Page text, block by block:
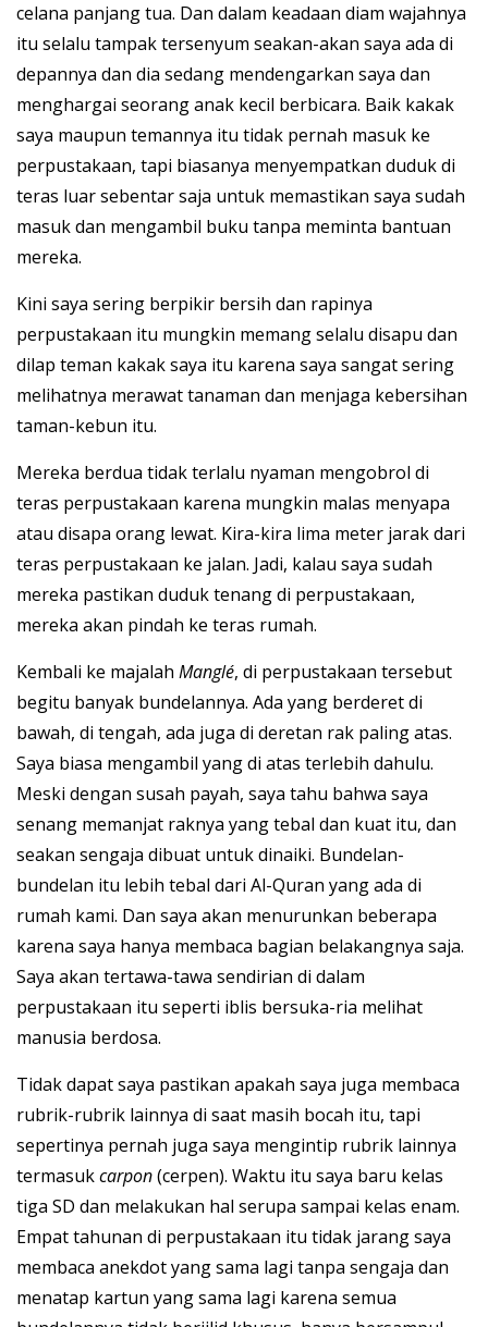
celana panjang tua. Dan dalam keadaan diam wajahnya
itu selalu tampak tersenyum seakan-akan saya ada di
depannya dan dia sedang mendengarkan saya dan
menghargai seorang anak kecil berbicara. Baik kakak
saya maupun temannya itu tidak pernah masuk ke
perpustakaan, tapi biasanya menyempatkan duduk di
teras luar sebentar saja untuk memastikan saya sudah
masuk dan mengambil buku tanpa meminta bantuan
mereka.
Kini saya sering berpikir bersih dan rapinya
perpustakaan itu mungkin memang selalu disapu dan
dilap teman kakak saya itu karena saya sangat sering
melihatnya merawat tanaman dan menjaga kebersihan
taman-kebun itu.
Mereka berdua tidak terlalu nyaman mengobrol di
teras perpustakaan karena mungkin malas menyapa
atau disapa orang lewat. Kira-kira lima meter jarak dari
teras perpustakaan ke jalan. Jadi, kalau saya sudah
mereka pastikan duduk tenang di perpustakaan,
mereka akan pindah ke teras rumah.
Kembali ke majalah Manglé, di perpustakaan tersebut
begitu banyak bundelannya. Ada yang berderet di
bawah, di tengah, ada juga di deretan rak paling atas.
Saya biasa mengambil yang di atas terlebih dahulu.
Meski dengan susah payah, saya tahu bahwa saya
senang memanjat raknya yang tebal dan kuat itu, dan
seakan sengaja dibuat untuk dinaiki. Bundelan-
bundelan itu lebih tebal dari Al-Quran yang ada di
rumah kami. Dan saya akan menurunkan beberapa
karena saya hanya membaca bagian belakangnya saja.
Saya akan tertawa-tawa sendirian di dalam
perpustakaan itu seperti iblis bersuka-ria melihat
manusia berdosa.
Tidak dapat saya pastikan apakah saya juga membaca
rubrik-rubrik lainnya di saat masih bocah itu, tapi
sepertinya pernah juga saya mengintip rubrik lainnya
termasukcarpon(cerpen). Waktu itu saya baru kelas
tiga SD dan melakukan hal serupa sampai kelas enam.
Empat tahunan di perpustakaan itu tidak jarang saya
membaca anekdot yang sama lagi tanpa sengaja dan
menatap kartun yang sama lagi karena semua